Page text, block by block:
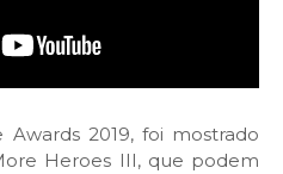
2019, foi mostrado
Heroes III, que podem